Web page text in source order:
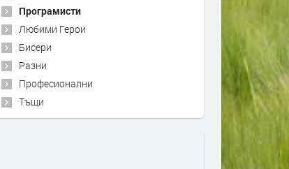
Програмисти
Любими Герои
Бисери
Разни
Професионални
Тъщи